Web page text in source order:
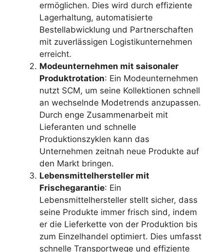
ermöglichen. Dies wird durch effiziente
Lagerhaltung, automatisierte
Bestellabwicklung und Partnerschaften
mit zuverlässigen Logistikunternehmen
erreicht.
Modeunternehmen mit saisonaler
Produktrotation: Ein Modeunternehmen
nutzt SCM, um seine Kollektionen schnell
an wechselnde Modetrends anzupassen.
Durch enge Zusammenarbeit mit
Lieferanten und schnelle
Produktionszyklen kann das
Unternehmen zeitnah neue Produkte auf
den Markt bringen.
Lebensmittelhersteller mit
Frischegarantie: Ein
Lebensmittelhersteller stellt sicher, dass
seine Produkte immer frisch sind, indem
er die Lieferkette von der Produktion bis
zum Einzelhandel optimiert. Dies umfasst
schnelle Transportwege und effiziente